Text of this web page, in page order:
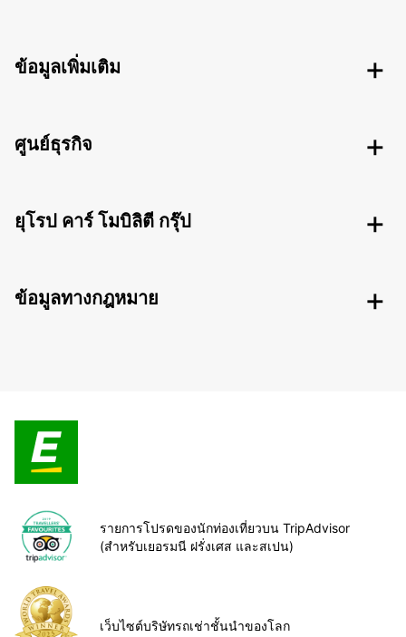
ข้อมูลเพิ่มเติม
ศูนย์ธุรกิจ
ยุโรป คาร์ โมบิลิตี กรุ๊ป
ข้อมูลทางกฎหมาย
รายการโปรดของนักท่องเที่ยวบน TripAdvisor
(สำหรับเยอรมนี ฝรั่งเศส และสเปน)
เว็บไซต์บริษัทรถเช่าชั้นนำของโลก